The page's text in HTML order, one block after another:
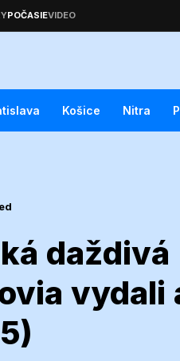
Košice Nitra
daždivá
vydali
čaká